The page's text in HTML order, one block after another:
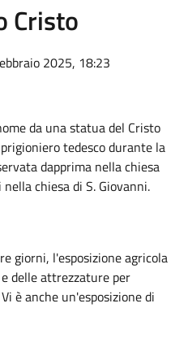
Cristo
2025, 18:23
da una statua del Cristo
tedesco durante la
dapprima nella chiesa
chiesa di S. Giovanni.
giorni, l'esposizione agricola
delle attrezzature per
è anche un'esposizione di